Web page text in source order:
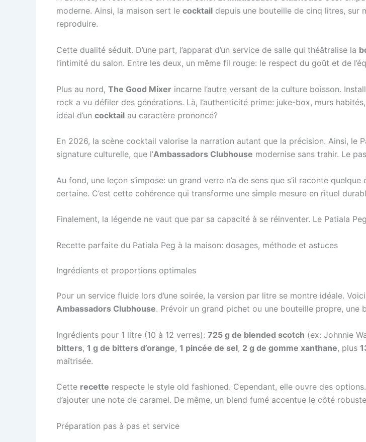
moderne. Ainsi, la maison sert le cocktail depuis une bouteille de cinq litres, sur
reproduire.
Cette dualité séduit. D’une part, l’apparat d’un service de salle qui théâtralise la
l’intimité du salon. Entre les deux, un même fil rouge: le respect du goût et de
Plus au nord, The Good Mixer incarne l’autre versant de la culture boisson.
rock a vu défiler des générations. Là, l’authenticité prime: juke-box, murs
idéal d’un cocktail au caractère prononcé?
En 2026, la scène cocktail valorise la narration autant que la précision. Ainsi, le
signature culturelle, que l’Ambassadors Clubhouse modernise sans trahir. Le
Au fond, une leçon s’impose: un grand verre n’a de sens que s’il raconte
certaine. C’est cette cohérence qui transforme une simple mesure en rituel
Finalement, la légende ne vaut que par sa capacité à se réinventer. Le Patiala
Recette parfaite du Patiala Peg à la maison: dosages, méthode et astuces
Ingrédients et proportions optimales
Pour un service fluide lors d’une soirée, la version par litre se montre idéale.
Ambassadors Clubhouse. Prévoir un grand pichet ou une bouteille propre, une
Ingrédients pour 1 litre (10 à 12 verres): 725 g de blended scotch (ex: Johnnie
bitters, 1 g de bitters d’orange, 1 pincée de sel, 2 g de gomme xanthane, plus
maîtrisée.
Cette recette respecte le style old fashioned. Cependant, elle ouvre des
d’ajouter une note de caramel. De même, un blend fumé accentue le côté
Préparation pas à pas et service